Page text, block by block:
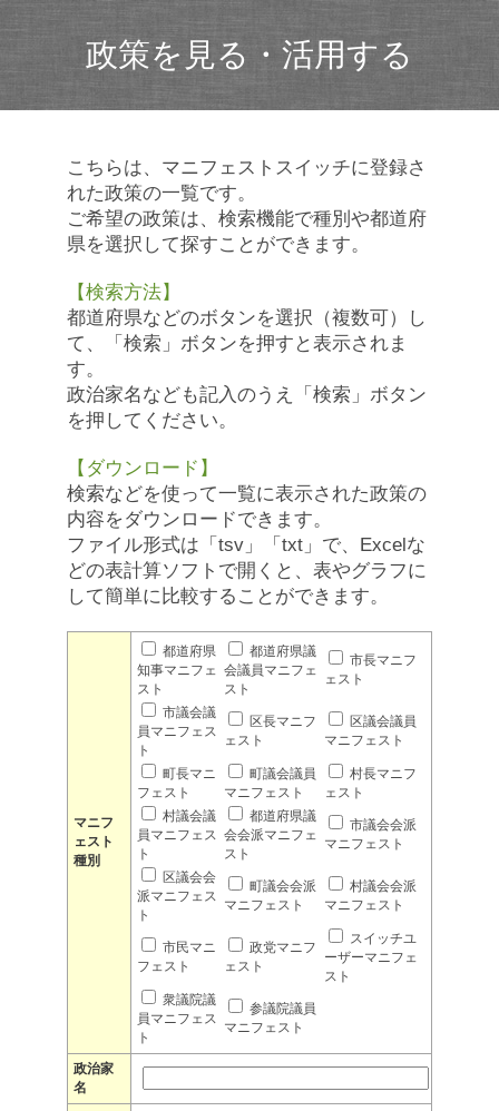
政策を見る・活用する
こちらは、マニフェストスイッチに登録さ
れた政策の一覧です。
ご希望の政策は、検索機能で種別や都道府
県を選択して探すことができます。
【検索方法】
都道府県などのボタンを選択（複数可）し
て、「検索」ボタンを押すと表示されま
す。
政治家名なども記入のうえ「検索」ボタン
を押してください。
【ダウンロード】
検索などを使って一覧に表示された政策の
内容をダウンロードできます。
ファイル形式は「tsv」「txt」で、Excelな
どの表計算ソフトで開くと、表やグラフに
して簡単に比較することができます。
マニフ
ェスト
種別
都道府県
知事マニフェ
スト
都道府県議
会議員マニフェ
スト
市長マニフ
ェスト
市議会議
員マニフェス
ト
区長マニフ
ェスト
区議会議員
マニフェスト
町長マニ
フェスト
町議会議員
マニフェスト
村長マニフ
ェスト
村議会議
員マニフェス
ト
都道府県議
会会派マニフェ
スト
市議会会派
マニフェスト
区議会会
派マニフェス
ト
町議会会派
マニフェスト
村議会会派
マニフェスト
市民マニ
フェスト
政党マニフ
ェスト
スイッチユ
ーザーマニフェ
スト
衆議院議
員マニフェス
ト
参議院議員
マニフェスト
政治家
名